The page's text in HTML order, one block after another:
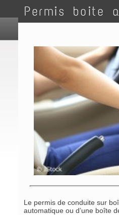
Permis boite
Le permis de conduite sur
automatique ou d’une boîte